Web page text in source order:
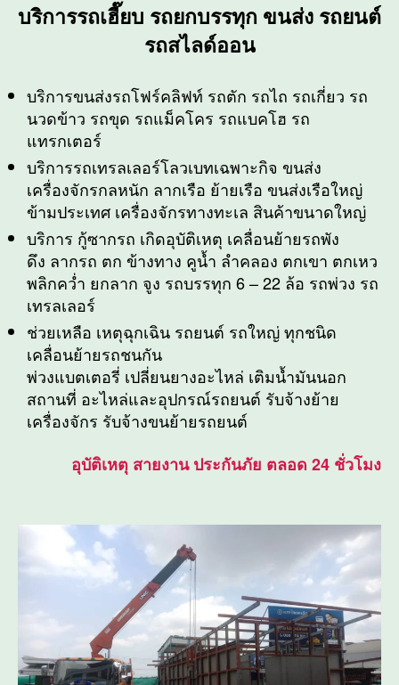
บริการรถเฮี๊ยบ รถยกบรรทุก ขนส่ง รถยนต์
รถสไลด์ออน
บริการขนส่งรถโฟร์คลิฟท์ รถตัก รถไถ รถเกี่ยว รถ
นวดข้าว รถขุด รถแม็คโคร รถแบคโฮ รถ
แทรกเตอร์
บริการรถเทรลเลอร์โลวเบทเฉพาะกิจ ขนส่ง
เครื่องจักรกลหนัก ลากเรือ ย้ายเรือ ขนส่งเรือใหญ่
ข้ามประเทศ เครื่องจักรทางทะเล สินค้าขนาดใหญ่
บริการ กู้ซากรถ เกิดอุบัติเหตุ เคลื่อนย้ายรถพัง
ดึง ลากรถ ตก ข้างทาง คูน้ำ ลำคลอง ตกเขา ตกเหว
พลิกคว่ำ ยกลาก จูง รถบรรทุก 6 – 22 ล้อ รถพ่วง รถ
เทรลเลอร์
ช่วยเหลือ เหตุฉุกเฉิน รถยนต์ รถใหญ่ ทุกชนิด
เคลื่อนย้ายรถชนกัน
พ่วงแบตเตอรี่ เปลี่ยนยางอะไหล่ เติมน้ำมันนอก
สถานที่ อะไหล่และอุปกรณ์รถยนต์ รับจ้างย้าย
เครื่องจักร รับจ้างขนย้ายรถยนต์
อุบัติเหตุ สายงาน ประกันภัย ตลอด 24 ชั่วโมง